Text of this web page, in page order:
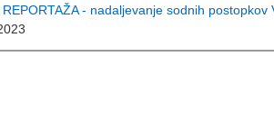
REPORTAŽA - nadaljevanje sodnih